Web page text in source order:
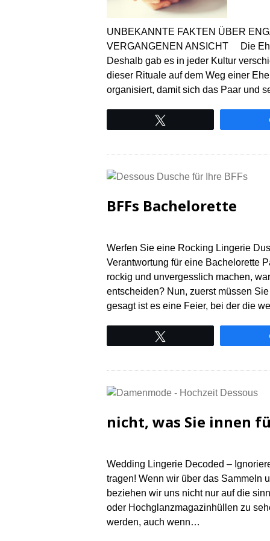
UNBEKANNTE FAKTEN ÜBER
VERGANGENEN ANSICHT Die
Deshalb gab es in jeder Kultur
dieser Rituale auf dem Weg einer
organisiert, damit sich das Paar und
BFFs Bachelorette
Werfen Sie eine Rocking Lingerie
Verantwortung für eine Bachelorette
rockig und unvergesslich machen,
entscheiden? Nun, zuerst müssen
gesagt ist es eine Feier, bei der die
nicht, was Sie innen
Wedding Lingerie Decoded –
tragen! Wenn wir über das Sammeln
beziehen wir uns nicht nur auf die
oder Hochglanzmagazinhüllen zu
werden, auch wenn…